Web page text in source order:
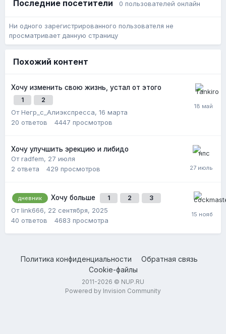
прошлый ее парень имел визуально большой член
против моих 190). Но больше всего меня задела
история про одного из ее парней у которого, по ее
пальцы, хотя она высокая.
отвечала на мои вопросы. Я ей благодарен за
мотивация ;))
кстати, стоит отметить что когда добавил +0.5 она
иногда стала говорить, что член смотрится
цели у меня следующие:
BPEL - 20 ( необходимо 1.3-1.5 см)
Идеал:
BPEL- 21 ( 2.3-2.5 см)
возможности юзать (живу с девушкой).
хотел бы спросить, что посоветуете по программе
Последние посетители 0 пользователей онлайн
Ни одного зарегистрированного пользователя не
просматривает данную страницу
Похожий контент
Хочу изменить свою жизнь, устал от этого
1 2
От Негр_с_Алиэкспресса, 16 марта
20 ответов 4447 просмотров
Хочу улучшить эрекцию и либидо
От radfem, 27 июля
2 ответа 429 просмотров
дневник Хочу больше 1 2 3
От link666, 22 сентября, 2025
40 ответов 4683 просмотра
Политика конфиденциальности
Обратная связь
Cookie-файлы
2011-2026 © NUP.RU
Powered by Invision Community